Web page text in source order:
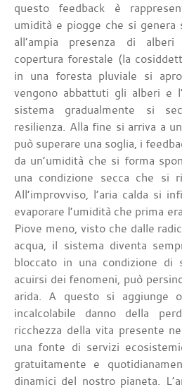
questo feedback è
umidità e piogge che si genera
all’ampia presenza di
copertura forestale (la
in una foresta pluviale si
vengono abbattuti gli alberi e
sistema gradualmente si
resilienza. Alla fine si arriva a
può superare una soglia, i
da un’umidità che si forma
una condizione secca che si
All’improvviso, l’aria calda si
evaporare l’umidità che prima
Piove meno, visto che dalle
acqua, il sistema diventa
bloccato in una condizione di
acuirsi dei fenomeni, può
arida. A questo si aggiunge
incalcolabile danno della
ricchezza della vita presente
una fonte di servizi
gratuitamente e
dinamici del nostro pianeta.